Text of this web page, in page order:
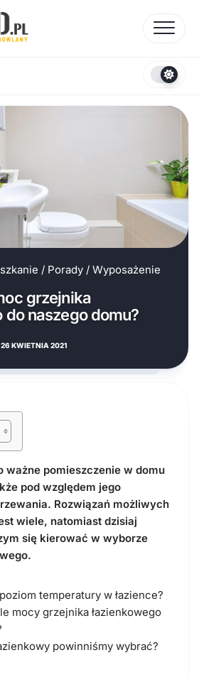
/ Porady / Wyposażenie
grzejnika
do naszego domu?
26 KWIETNIA 2021
ważne pomieszczenie w domu
pod względem jego
Rozwiązań możliwych
wiele, natomiast dzisiaj
się kierować w wyborze
temperatury w łazience?
mocy grzejnika łazienkowego
powinniśmy wybrać?